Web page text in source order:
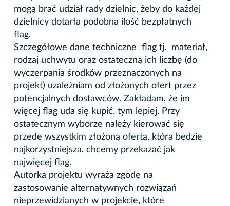
mogą brać udział rady dzielnic, żeby do każdej
dzielnicy dotarła podobna ilość bezpłatnych
flag.
Szczegółowe dane techniczne flag tj. materiał,
rodzaj uchwytu oraz ostateczną ich liczbę (do
wyczerpania środków przeznaczonych na
projekt) uzależniam od złożonych ofert przez
potencjalnych dostawców. Zakładam, że im
więcej flag uda się kupić, tym lepiej. Przy
ostatecznym wyborze należy kierować się
przede wszystkim złożoną ofertą, która będzie
najkorzystniejsza, chcemy przekazać jak
najwięcej flag.
Autorka projektu wyraża zgodę na
zastosowanie alternatywnych rozwiązań
nieprzewidzianych w projekcie, które